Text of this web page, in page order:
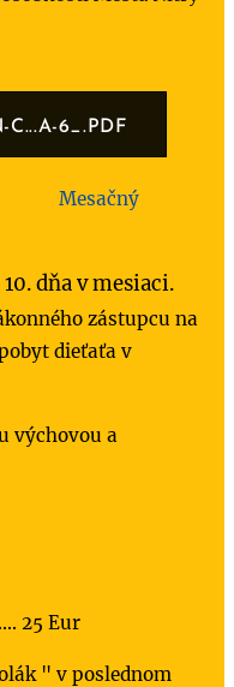
6_.PDF
Mesačný
dňa v mesiaci.
zástupcu na
dieťaťa v
výchovou a
25 Eur
" v poslednom